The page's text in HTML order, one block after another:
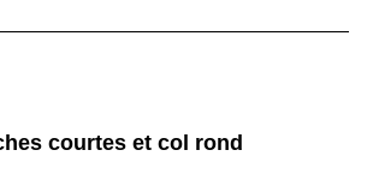
courtes et col rond